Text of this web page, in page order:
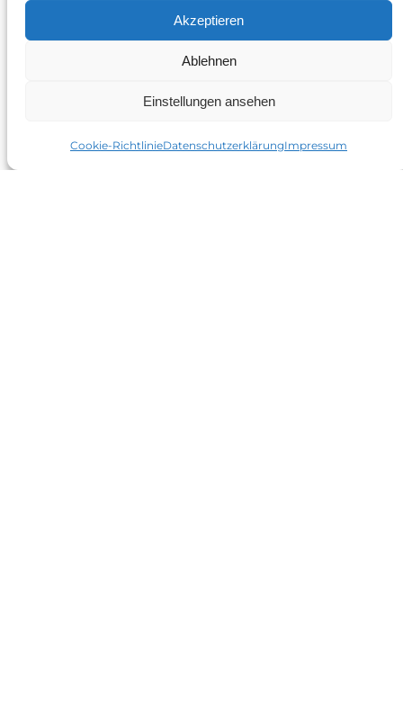
Akzeptieren
Ablehnen
Einstellungen ansehen
Cookie-RichtlinieDatenschutzerklärungImpressum
Neuregelung bei